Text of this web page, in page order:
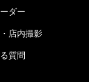
ダー
店内撮影
質問